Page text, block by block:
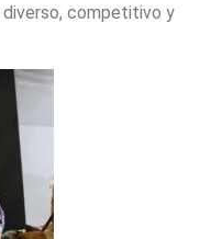
competitivo y